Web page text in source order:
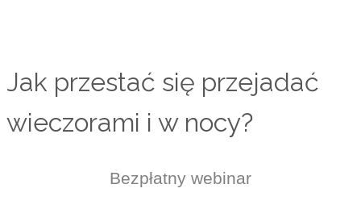
Jak przestać się przejadać
wieczorami i w nocy?
Bezpłatny webinar